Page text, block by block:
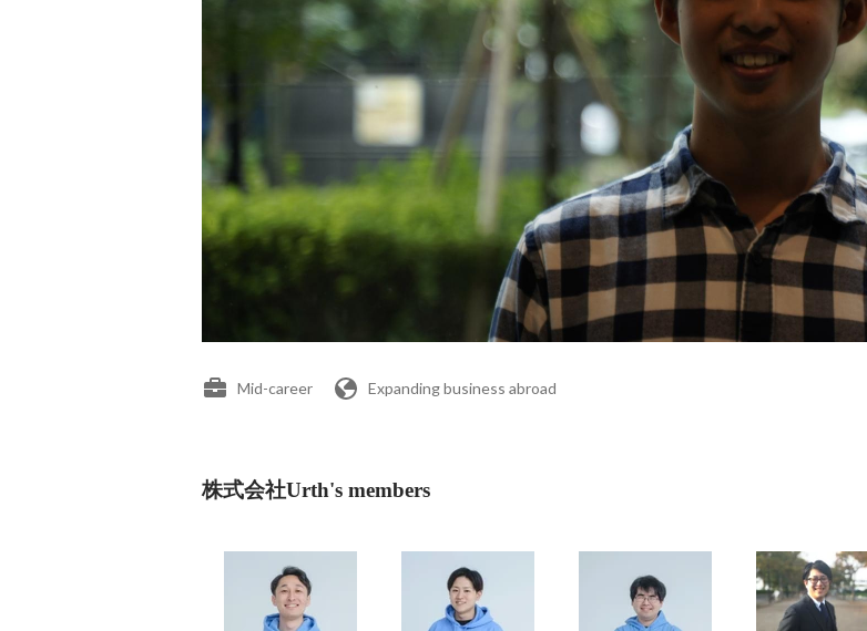
Mid-career Expanding business abroad
株式会社Urth's members